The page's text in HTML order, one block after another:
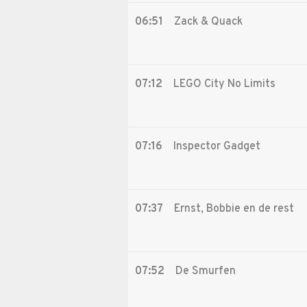
06:51 Zack & Quack
07:12 LEGO City No Limits
07:16 Inspector Gadget
07:37 Ernst, Bobbie en de rest
07:52 De Smurfen